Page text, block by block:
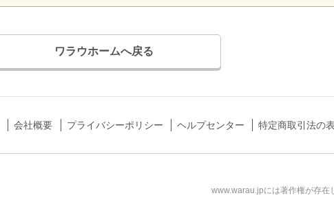
ワラウホームへ戻る
会社概要 プライバシーポリシー ヘルプセンター 特定商取引法の
www.warau.jpには著作権が存在